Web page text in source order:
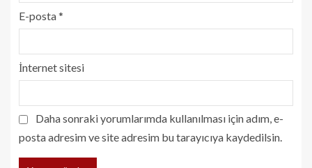
E-posta*
İnternet sitesi
Daha sonraki yorumlarımda kullanılması için adım, e-
posta adresim ve site adresim bu tarayıcıya kaydedilsin.